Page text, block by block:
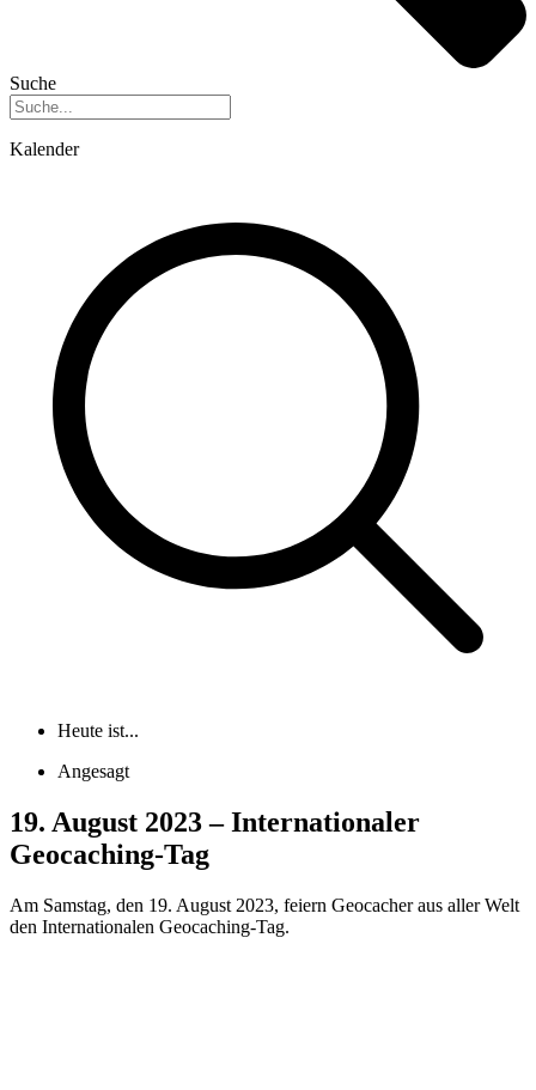
Suche
Kalender
Heute ist...
Angesagt
19. August 2023 – Internationaler
Geocaching-Tag
Am Samstag, den 19. August 2023, feiern Geocacher aus aller Welt
den Internationalen Geocaching-Tag.